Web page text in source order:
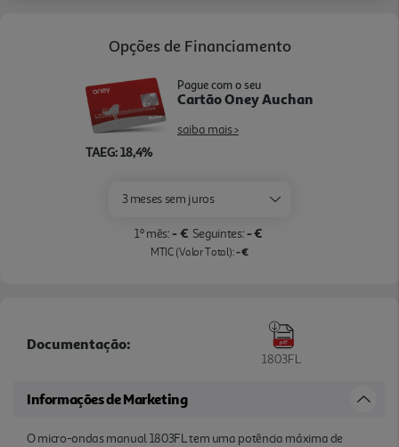
Opções de Financiamento
TAEG: 18,4%
Pague com o seu
Cartão Oney Auchan
saiba mais >
3 meses sem juros
1º mês:- € Seguintes:- €
MTIC (Valor Total):- €
Documentação:
1803FL
Informações de Marketing
O micro-ondas manual 1803FL tem uma potência máxima de